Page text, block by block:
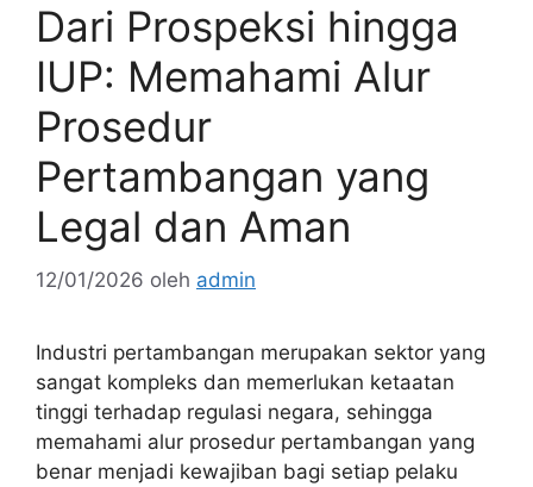
Dari Prospeksi hingga
IUP: Memahami Alur
Prosedur
Pertambangan yang
Legal dan Aman
12/01/2026 oleh admin
Industri pertambangan merupakan sektor yang
sangat kompleks dan memerlukan ketaatan
tinggi terhadap regulasi negara, sehingga
memahami alur prosedur pertambangan yang
benar menjadi kewajiban bagi setiap pelaku